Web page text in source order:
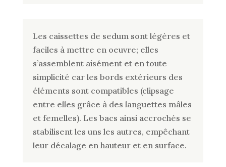
Les caissettes de sedum sont légères et
faciles à mettre en oeuvre; elles
s’assemblent aisément et en toute
simplicité car les bords extérieurs des
éléments sont compatibles (clipsage
entre elles grâce à des languettes mâles
et femelles). Les bacs ainsi accrochés se
stabilisent les uns les autres, empêchant
leur décalage en hauteur et en surface.